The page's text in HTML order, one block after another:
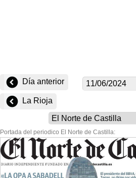
Día anterior
La Rioja
Portada del periodico El Norte de Castilla: